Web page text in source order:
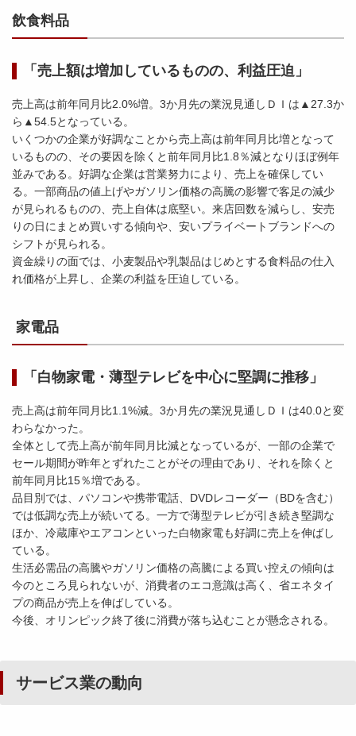
飲食料品
「売上額は増加しているものの、利益圧迫」
売上高は前年同月比2.0%増。3か月先の業況見通しＤＩは▲27.3か
ら▲54.5となっている。
いくつかの企業が好調なことから売上高は前年同月比増となって
いるものの、その要因を除くと前年同月比1.8％減となりほぼ例年
並みである。好調な企業は営業努力により、売上を確保してい
る。一部商品の値上げやガソリン価格の高騰の影響で客足の減少
が見られるものの、売上自体は底堅い。来店回数を減らし、安売
りの日にまとめ買いする傾向や、安いプライベートブランドへの
シフトが見られる。
資金繰りの面では、小麦製品や乳製品はじめとする食料品の仕入
れ価格が上昇し、企業の利益を圧迫している。
家電品
「白物家電・薄型テレビを中心に堅調に推移」
売上高は前年同月比1.1%減。3か月先の業況見通しＤＩは40.0と変
わらなかった。
全体として売上高が前年同月比減となっているが、一部の企業で
セール期間が昨年とずれたことがその理由であり、それを除くと
前年同月比15％増である。
品目別では、パソコンや携帯電話、DVDレコーダー（BDを含む）
では低調な売上が続いてる。一方で薄型テレビが引き続き堅調な
ほか、冷蔵庫やエアコンといった白物家電も好調に売上を伸ばし
ている。
生活必需品の高騰やガソリン価格の高騰による買い控えの傾向は
今のところ見られないが、消費者のエコ意識は高く、省エネタイ
プの商品が売上を伸ばしている。
今後、オリンピック終了後に消費が落ち込むことが懸念される。
サービス業の動向